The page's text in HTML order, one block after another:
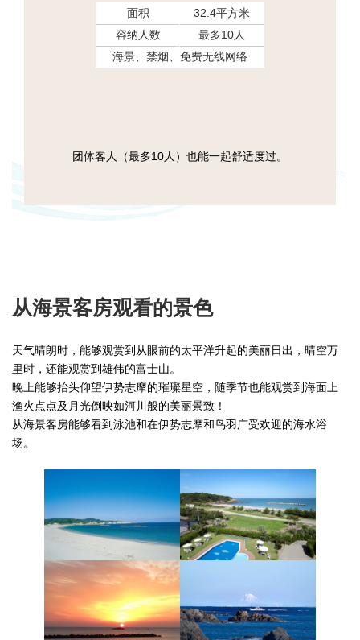
面积
32.4平方米
容纳人数
最多10人
海景、禁烟、免费无线网络
团体客人（最多10人）也能一起舒适度过。
从海景客房观看的景色
天气晴朗时，能够观赏到从眼前的太平洋升起的美丽日出，晴空万
里时，还能观赏到雄伟的富士山。
晚上能够抬头仰望伊势志摩的璀璨星空，随季节也能观赏到海面上
渔火点点及月光倒映如河川般的美丽景致！
从海景客房能够看到泳池和在伊势志摩和鸟羽广受欢迎的海水浴
场。